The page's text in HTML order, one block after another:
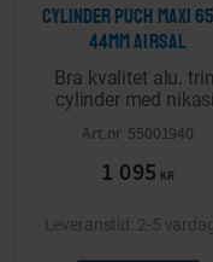
Cylinder Puch Maxi
44mm Airsal
Bra kvalitet alu.
cylinder med
55001940
1 095 KR
2-5